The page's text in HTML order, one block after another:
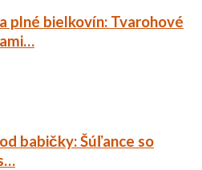
plné bielkovín: Tvarohové
babičky: Šúľance so